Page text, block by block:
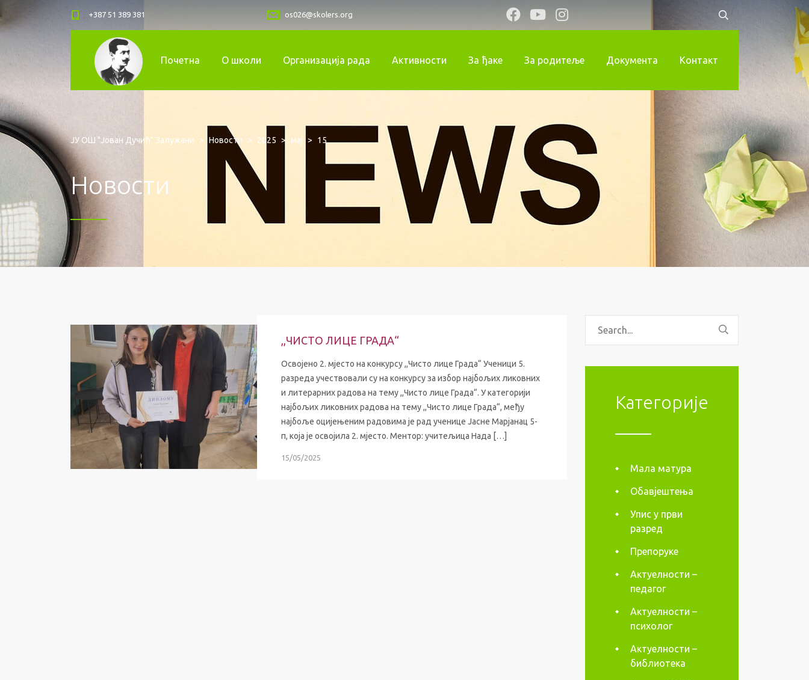
+387 51 389 381 os026@skolers.org
Почетна О школи Организација рада Активности За ђаке За родитеље Документа Контакт
ЈУ ОШ "Јован Дучић" Залужани > Новости > 2025 > мај > 15
Новости
,,ЧИСТО ЛИЦЕ ГРАДА“
Освојено 2. мјесто на конкурсу ,,Чисто лице Града“ Ученици 5.
разреда учествовали су на конкурсу за избор најбољих ликовних
и литерарних радова на тему ,,Чисто лице Града“. У категорији
најбољих ликовних радова на тему ,,Чисто лице Града“, међу
најбоље оцијењеним радовима је рад ученице Јасне Марјанац 5-
п, која је освојила 2. мјесто. Ментор: учитељица Нада […]
15/05/2025
Категорије
Мала матура
Обавјештења
Упис у први
разред
Препоруке
Актуелности –
педагог
Актуелности –
психолог
Актуелности –
библиотека